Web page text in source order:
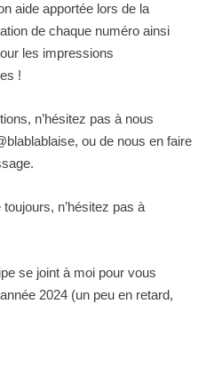
aide apportée lors de la
de chaque numéro ainsi
les impressions
!
n’hésitez pas à nous
ou de nous en faire
n’hésitez pas à
se joint à moi pour vous
2024 (un peu en retard,